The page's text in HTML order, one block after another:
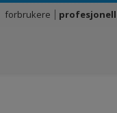
forbrukere